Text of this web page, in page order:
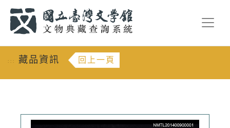
::: 藏品資訊 回上一頁